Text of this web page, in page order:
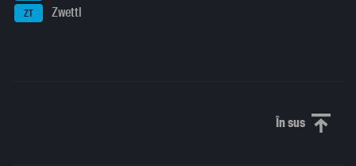
ZT Zwettl
În susDerulați